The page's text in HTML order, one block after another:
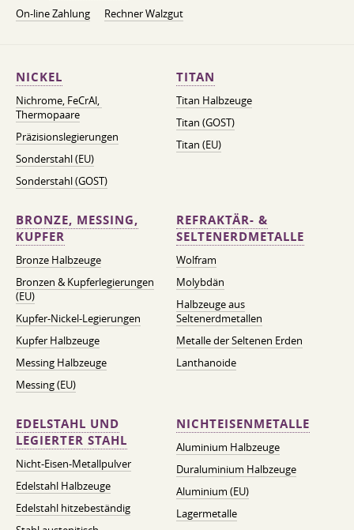
On-line Zahlung
Rechner Walzgut
NICKEL
Nichrome, FeСrAl, ​​
Thermopaare
Präzisionslegierungen
Sonderstahl (EU)
Sonderstahl (GOST)
TITAN
Titan Halbzeuge
Titan (GOST)
Titan (EU)
BRONZE, MESSING,
KUPFER
Bronze Halbzeuge
Bronzen & Kupferlegierungen
(EU)
Kupfer-Nickel-Legierungen
Kupfer Halbzeuge
Messing Halbzeuge
Messing (EU)
REFRAKTÄR- &
SELTENERDMETALLE
Wolfram
Molybdän
Halbzeuge aus
Seltenerdmetallen
Metalle der Seltenen Erden
Lanthanoide
EDELSTAHL UND
LEGIERTER STAHL
Nicht-Eisen-Metallpulver
Edelstahl Halbzeuge
Edelstahl hitzebeständig
NICHTEISENMETALLE
Aluminium Halbzeuge
Duraluminium Halbzeuge
Aluminium (EU)
Lagermetalle